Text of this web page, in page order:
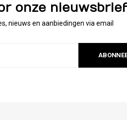
onze
nieuws en aanbiedingen via email